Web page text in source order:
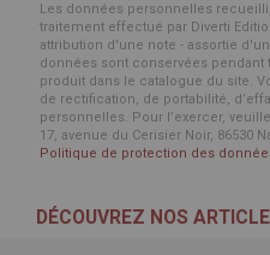
Les données personnelles
traitement effectué par Diverti
attribution d'une note - assortie
données sont conservées
produit dans le catalogue du site.
de rectification, de portabilité,
personnelles. Pour l’exercer,
17, avenue du Cerisier Noir, 86530
Politique de protection des
DÉCOUVREZ NOS